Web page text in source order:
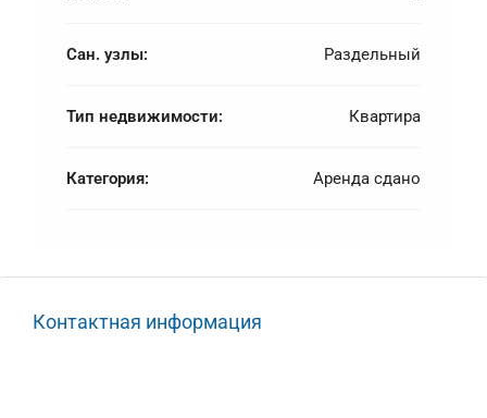
Сан. узлы: Раздельный
Тип недвижимости: Квартира
Категория: Аренда сдано
Контактная информация